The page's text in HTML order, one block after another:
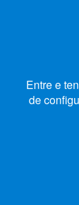
Entre e
de